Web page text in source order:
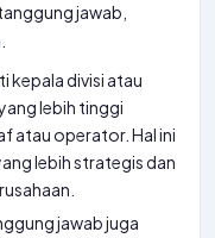
jawab,
kepala divisi atau
lebih tinggi
atau operator. Hal ini
lebih strategis dan
jawab juga